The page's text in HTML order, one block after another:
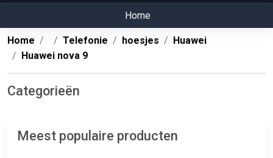
Home
Home Telefonie hoesjes
Huawei
Huawei nova 9
Categorieën
Meest populaire producten